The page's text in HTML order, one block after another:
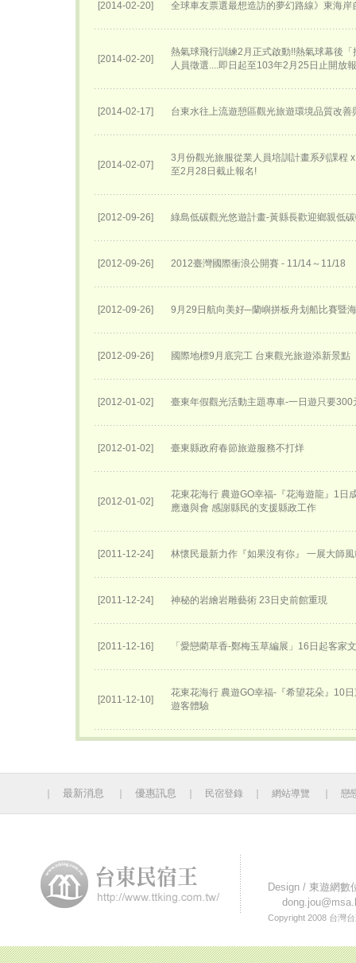
[2014-02-20] 全球車友票選最想造訪的夢幻路線》東海岸
[2014-02-20]
熱氣球飛行訓練2月正式啟動!!熱氣球幕後
人員徵選....即日起至103年2月25日止開放
[2014-02-17] 台東水往上流遊憩區觀光旅遊環境品質改善
[2014-02-07]
3月份觀光旅服從業人員培訓計畫系列課程
至2月28日截止報名!
[2012-09-26] 綠島低碳觀光悠遊計畫-黃縣長歡迎鄉親低
[2012-09-26] 2012臺灣國際衝浪公開賽 - 11/14～11/18
[2012-09-26] 9月29日航向美好─蘭嶼拼板舟划船比賽暨
[2012-09-26] 國際地標9月底完工 台東觀光旅遊添新景點
[2012-01-02] 臺東年假觀光活動主題專車-一日遊只要300
[2012-01-02] 臺東縣政府春節旅遊服務不打烊
[2012-01-02]
花東花海行 農遊GO幸福-『花海遊龍』1日
應邀與會 感謝縣民的支援縣政工作
[2011-12-24] 林懷民最新力作『如果沒有你』 一展大師
[2011-12-24] 神秘的岩繪岩雕藝術 23日史前館重現
[2011-12-16] 「愛戀藺草香-鄭梅玉草編展」16日起客家
[2011-12-10]
花東花海行 農遊GO幸福-『希望花朵』10
遊客體驗
最新消息 優惠訊息 民宿登錄 網站導覽 戀
Design /東遊網數
Copyright 2008 台灣